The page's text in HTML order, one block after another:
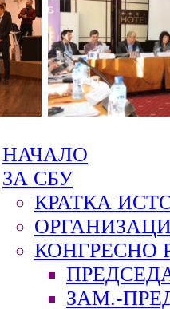
НАЧАЛО
ЗА СБУ
КРАТКА
КОНГРЕСНО
ЗАМ.-